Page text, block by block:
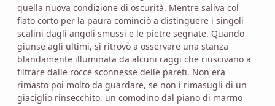
quella nuova condizione di oscurità. Mentre saliva col
fiato corto per la paura cominciò a distinguere i singoli
scalini dagli angoli smussi e le pietre segnate. Quando
giunse agli ultimi, si ritrovò a osservare una stanza
blandamente illuminata da alcuni raggi che riuscivano a
filtrare dalle rocce sconnesse delle pareti. Non era
rimasto poi molto da guardare, se non i rimasugli di un
giaciglio rinsecchito, un comodino dal piano di marmo